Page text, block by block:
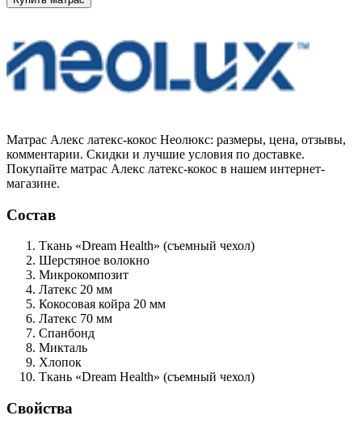
Матрас Алекс латекс-кокос Неолюкс: размеры, цена, отзывы,
комментарии. Скидки и лучшие условия по доставке.
Покупайте матрас Алекс латекс-кокос в нашем интернет-
магазине.
Состав
Ткань «Dream Health» (съемный чехол)
Шерстяное волокно
Микрокомпозит
Латекс 20 мм
Кокосовая койра 20 мм
Латекс 70 мм
Спанбонд
Микталь
Хлопок
Ткань «Dream Health» (съемный чехол)
Свойства